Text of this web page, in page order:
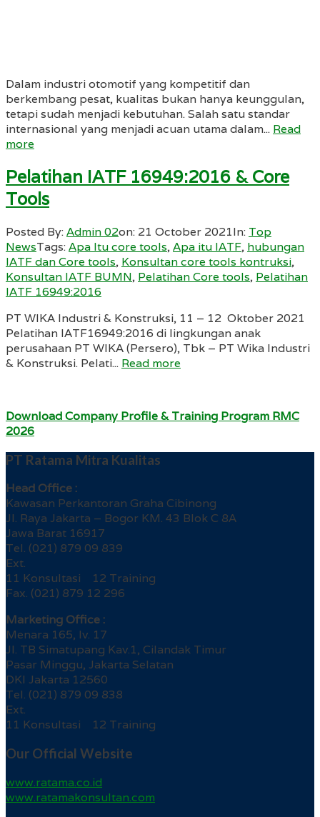
Dalam industri otomotif yang kompetitif dan
berkembang pesat, kualitas bukan hanya keunggulan,
tetapi sudah menjadi kebutuhan. Salah satu standar
internasional yang menjadi acuan utama dalam... Read
more
Pelatihan IATF 16949:2016 & Core
Tools
Posted By:Admin 02on: 21 October 2021In: Top
NewsTags:Apa Itu core tools,Apa itu IATF, hubungan
IATF dan Core tools, Konsultan core tools kontruksi,
Konsultan IATF BUMN, Pelatihan Core tools, Pelatihan
IATF 16949:2016
PT WIKA Industri & Konstruksi, 11 – 12 Oktober 2021
Pelatihan IATF16949:2016 di lingkungan anak
perusahaan PT WIKA (Persero), Tbk – PT Wika Industri
& Konstruksi. Pelati... Read more
Download Company Profile & Training Program RMC
2026
PT Ratama Mitra Kualitas
Head Office :
Kawasan Perkantoran Graha Cibinong
Jl. Raya Jakarta – Bogor KM. 43 Blok C 8A
Jawa Barat 16917
Tel. (021) 879 09 839
Ext.
11 Konsultasi 12 Training
Fax. (021) 879 12 296
Marketing Office :
Menara 165, lv. 17
Jl. TB Simatupang Kav.1, Cilandak Timur
Pasar Minggu, Jakarta Selatan
DKI Jakarta 12560
Tel. (021) 879 09 838
Ext.
11 Konsultasi 12 Training
Our Official Website
www.ratama.co.id
www.ratamakonsultan.com